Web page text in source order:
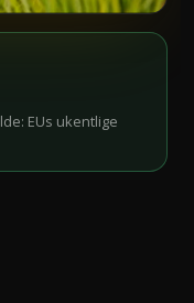
EUs ukentlige